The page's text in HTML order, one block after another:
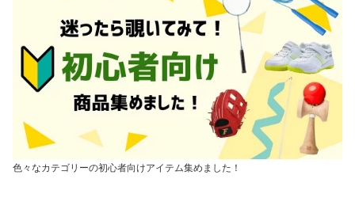
色々なカテゴリーの初心者向けアイテム集めました！